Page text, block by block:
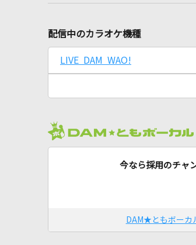
配信中のカラオケ機種
LIVE DAM WAO!
今なら採用のチャ
DAM★ともボーカ